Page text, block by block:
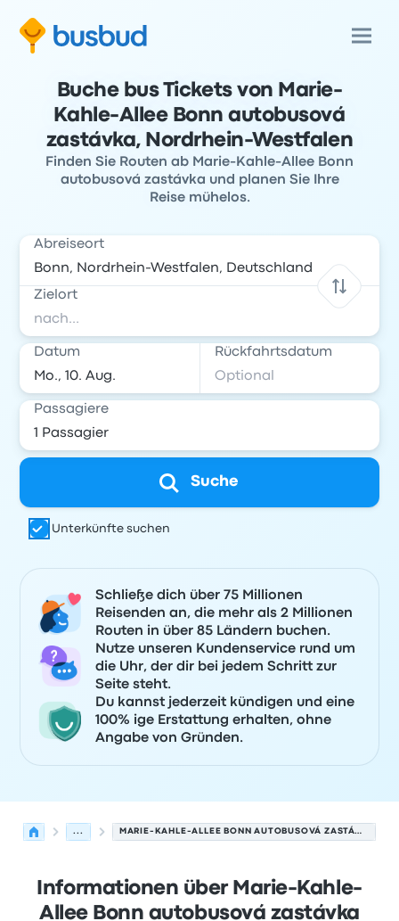
Buche bus Tickets von Marie-
Kahle-Allee Bonn autobusová
zastávka, Nordrhein-Westfalen
Finden Sie Routen ab Marie-Kahle-Allee Bonn
autobusová zastávka und planen Sie Ihre
Reise mühelos.
Abreiseort
Zielort
Datum Rückfahrtsdatum
Passagiere
Suche
Unterkünfte suchen
Schließe dich über 75 Millionen
Reisenden an, die mehr als 2 Millionen
Routen in über 85 Ländern buchen.
Nutze unseren Kundenservice rund um
die Uhr, der dir bei jedem Schritt zur
Seite steht.
Du kannst jederzeit kündigen und eine
100% ige Erstattung erhalten, ohne
Angabe von Gründen.
... MARIE-KAHLE-ALLEE BONN AUTOBUSOVÁ ZASTÁVKA
Informationen über Marie-Kahle-
Allee Bonn autobusová zastávka